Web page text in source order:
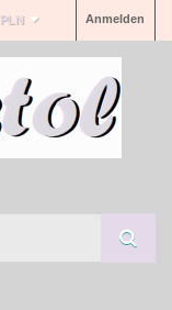
Anmelden
PLN